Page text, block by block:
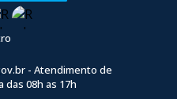
- Atendimento de
08h as 17h